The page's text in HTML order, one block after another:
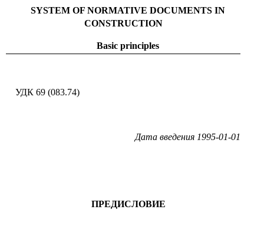
SYSTEM OF NORMATIVE DOCUMENTS IN
CONSTRUCTION
Basic principles
УДК 69 (083.74)
Дата введения 1995-01-01
ПРЕДИСЛОВИЕ